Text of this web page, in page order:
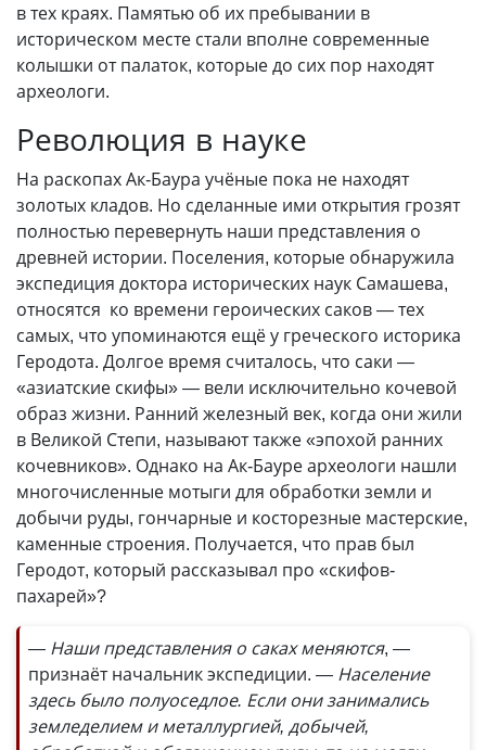
в тех краях. Памятью об их пребывании в
историческом месте стали вполне современные
колышки от палаток, которые до сих пор находят
археологи.
Революция в науке
На раскопах Ак-Баура учёные пока не находят
золотых кладов. Но сделанные ими открытия грозят
полностью перевернуть наши представления о
древней истории. Поселения, которые обнаружила
экспедиция доктора исторических наук Самашева,
относятся ко времени героических саков — тех
самых, что упоминаются ещё у греческого историка
Геродота. Долгое время считалось, что саки —
«азиатские скифы» — вели исключительно кочевой
образ жизни. Ранний железный век, когда они жили
в Великой Степи, называют также «эпохой ранних
кочевников». Однако на Ак-Бауре археологи нашли
многочисленные мотыги для обработки земли и
добычи руды, гончарные и косторезные мастерские,
каменные строения. Получается, что прав был
Геродот, который рассказывал про «скифов-
пахарей»?
— Наши представления о саках меняются, —
признаёт начальник экспедиции. — Население
здесь было полуоседлое. Если они занимались
земледелием и металлургией, добычей,